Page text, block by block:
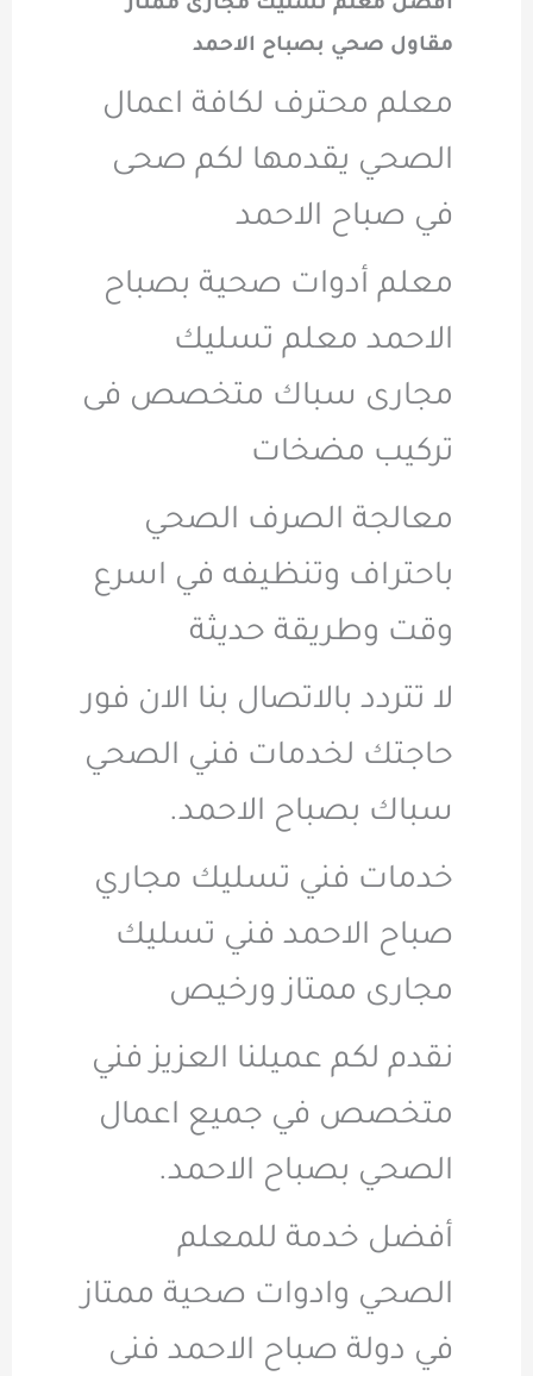
افضل معلم تسليك مجارى ممتاز
مقاول صحي بصباح الاحمد
معلم محترف لكافة اعمال
الصحي يقدمها لكم صحى
في صباح الاحمد
معلم أدوات صحية بصباح
الاحمد معلم تسليك
مجارى سباك متخصص فى
تركيب مضخات
معالجة الصرف الصحي
باحتراف وتنظيفه في اسرع
وقت وطريقة حديثة
لا تتردد بالاتصال بنا الان فور
حاجتك لخدمات فني الصحي
سباك بصباح الاحمد.
خدمات فني تسليك مجاري
صباح الاحمد فني تسليك
مجارى ممتاز ورخيص
نقدم لكم عميلنا العزيز فني
متخصص في جميع اعمال
الصحي بصباح الاحمد.
أفضل خدمة للمعلم
الصحي وادوات صحية ممتاز
في دولة صباح الاحمد فنى